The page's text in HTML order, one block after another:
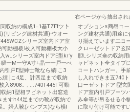
収納の構成1=1基TZEfツ卜
リビング建材共通)-ウオー
シリーズ室内ドア室
動棚板l枚入可動棚板大小
wLシリーズ室内ドアE型kr'y
一M一守A寸+晶一一戸一べ
引戸E型紳士靴なら績lこ3
績￨こ4足、計四足まで収納
入8908..，...740T445T可動
納1型相ヲピネット出窓造
ますh44足までの靴が収納で
。婦人靴(パンプス)なら横l
右ページから抽出され
オプション※商昂コ
ング建材共通)用途
り揃えています二コ
クローゼットドア玄
胆Lシリズ傘の収納
ャビネット全タイプ
コートハンガー。手
し入れできま五740
口ーゼットドアl型玄
ドア室内引戸ブーツ
み傘等が吊るせる小
に取り付け可能です